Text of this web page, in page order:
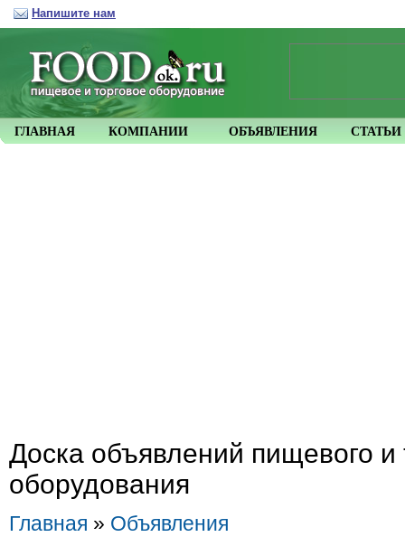
Доска объявлений пищевого и
оборудования
Главная » Объявления
ГЛАВНАЯ КОМПАНИИ ОБЪЯВЛЕНИЯ СТАТЬИ
Напишите нам